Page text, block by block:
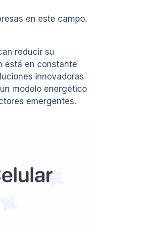
en este campo.
reducir su
está en constante
innovadoras
modelo energético
emergentes.